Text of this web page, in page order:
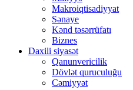
Makroiqtisadiyyat
Sənaye
Kənd təsərrüfatı
Biznes
Daxili siyasət
Qanunvericilik
Dövlət quruculuğu
Cəmiyyət